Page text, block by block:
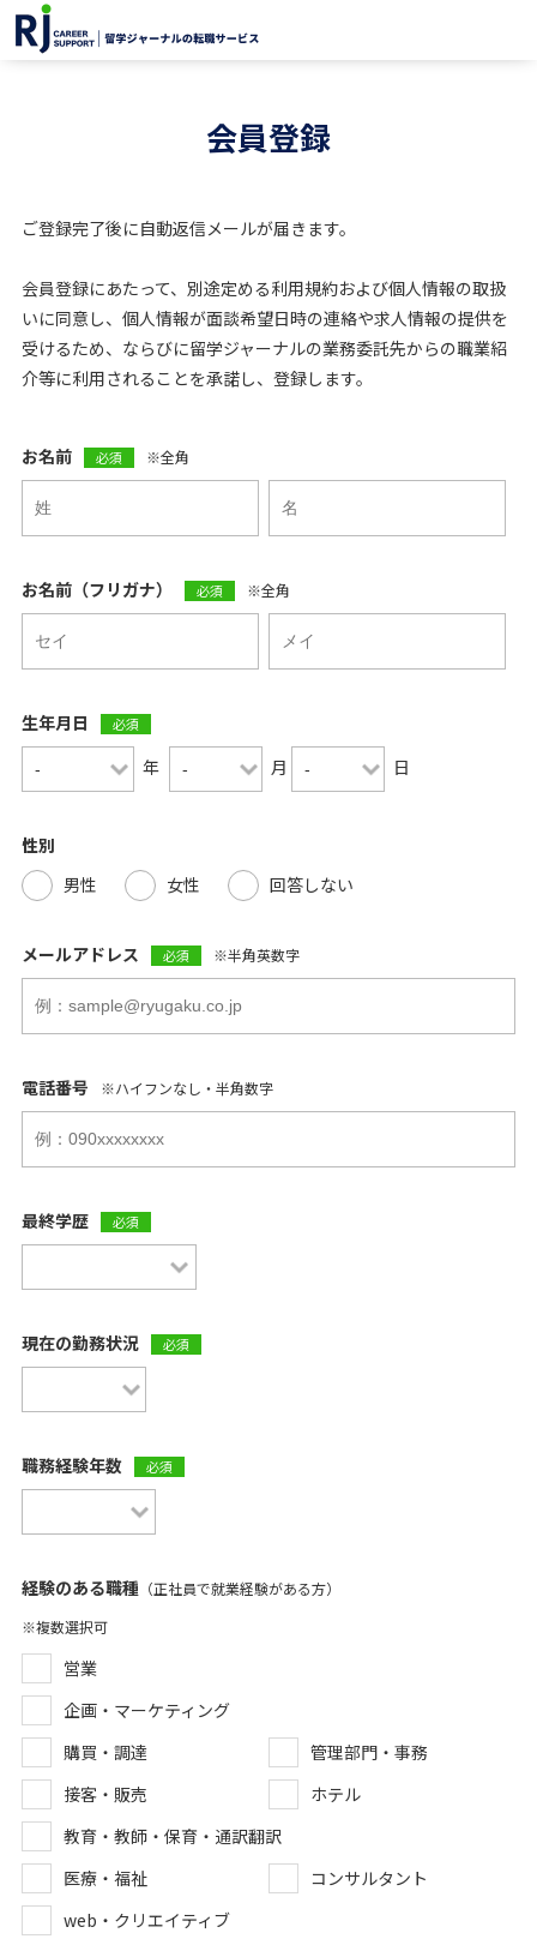
会員登録
ご登録完了後に自動返信メールが届きます。
会員登録にあたって、別途定める利用規約および個人情報の取扱
いに同意し、個人情報が面談希望日時の連絡や求人情報の提供を
受けるため、ならびに留学ジャーナルの業務委託先からの職業紹
介等に利用されることを承諾し、登録します。
お名前 必須 ※全角
お名前（フリガナ） 必須 ※全角
生年月日 必須
年 月 日
性別
男性
女性 回答しない
メールアドレス 必須 ※半角英数字
電話番号 ※ハイフンなし・半角数字
最終学歴 必須
現在の勤務状況 必須
職務経験年数 必須
経験のある職種 （正社員で就業経験がある方）
※複数選択可
営業
企画・マーケティング
購買・調達
管理部門・事務
接客・販売
ホテル
教育・教師・保育・通訳翻訳
医療・福祉
コンサルタント
web・クリエイティブ